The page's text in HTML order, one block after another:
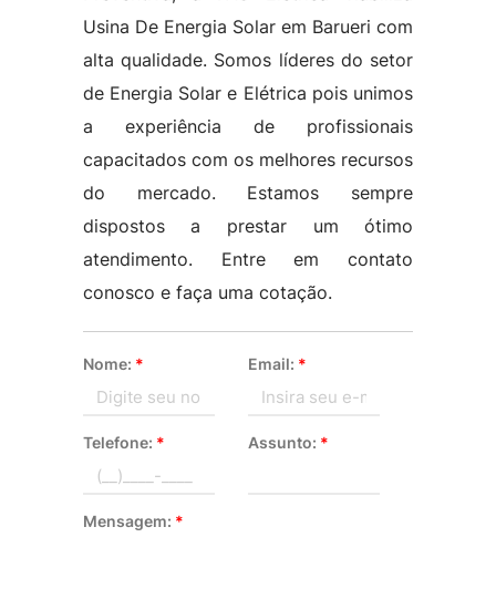
Usina De Energia Solar em Barueri com
alta qualidade. Somos líderes do setor
de Energia Solar e Elétrica pois unimos
a experiência de profissionais
capacitados com os melhores recursos
do mercado. Estamos sempre
dispostos a prestar um ótimo
atendimento. Entre em contato
conosco e faça uma cotação.
Nome: * Email: *
Telefone: * Assunto: *
Mensagem: *